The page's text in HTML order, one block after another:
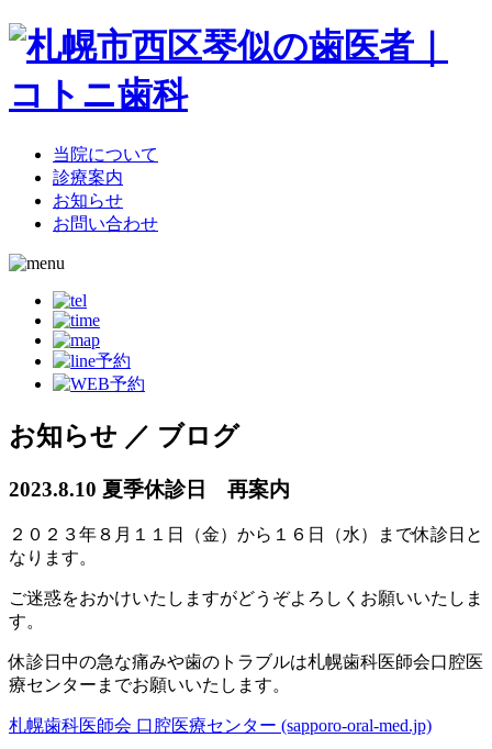
当院について
診療案内
お知らせ
お問い合わせ
お知らせ ／ ブログ
2023.8.10 夏季休診日 再案内
２０２３年８月１１日（金）から１６日（水）まで休診日と
なります。
ご迷惑をおかけいたしますがどうぞよろしくお願いいたしま
す。
休診日中の急な痛みや歯のトラブルは札幌歯科医師会口腔医
療センターまでお願いいたします。
札幌歯科医師会 口腔医療センター (sapporo-oral-med.jp)